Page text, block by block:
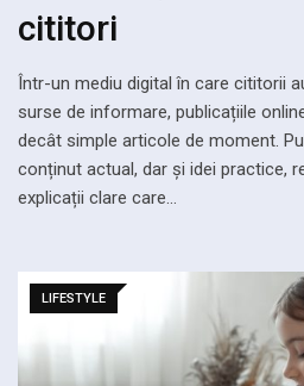
cititori
Într-un mediu digital în care cititorii
surse de informare, publicațiile
decât simple articole de moment.
conținut actual, dar și idei practice,
explicații clare care…
LIFESTYLE